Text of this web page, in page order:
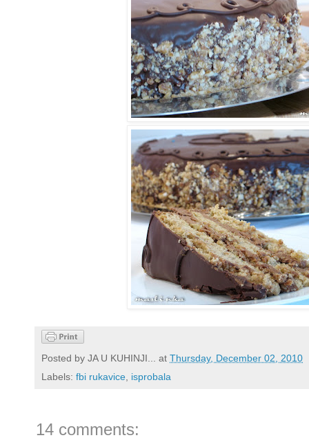
Posted by JA U KUHINJI... at Thursday, December 02, 2010
Labels: fbi rukavice, isprobala
14 comments: